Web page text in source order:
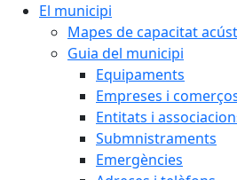
El municipi
Mapes de capacitat
Guia del municipi
Equipaments
Empreses i
Entitats i
Submnistraments
Emergències